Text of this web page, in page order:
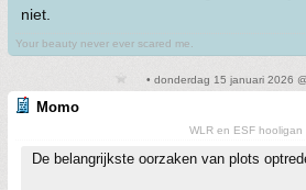
niet.
Your beauty never ever scared me.
• donderdag 15 januari 2026
Momo
WLR en ESF hooligan
De belangrijkste oorzaken van plots